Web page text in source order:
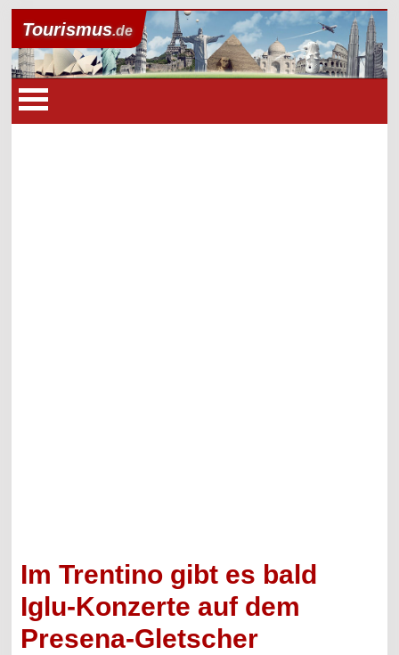
Tourismus.de
Im Trentino gibt es bald
Iglu-Konzerte auf dem
Presena-Gletscher